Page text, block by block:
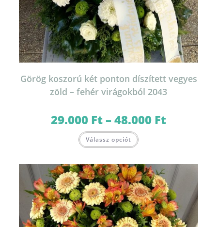
Görög koszorú két ponton díszített vegyes
zöld – fehér virágokból 2043
29.000 Ft–48.000 Ft29.000 Ft
Válassz opciót a
van.
A
változatok
a
termékoldalon
választhatók
ki